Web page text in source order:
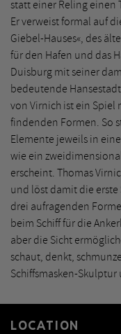
statt einer Reling einen
Er verweist formal auf
Giebel-Hauses«, des
für den Hafen und das
Duisburg mit seiner
bedeutende
von Virnich ist ein Spiel
findenden Formen. So
Elemente jeweils in
wie ein
erscheint. Thomas
und löst damit die erste
drei aufragenden
beim Schiff für die
aber die Sicht
schaut, denkt,
Schiffsmasken-
LOCATION